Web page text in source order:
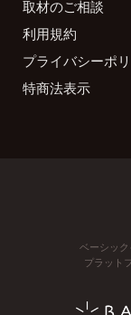
取材のご相談
利用規約
プライバシーポ
特商法表示
ベーシッ
プラット